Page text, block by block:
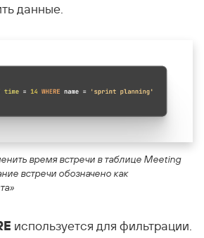
данные.
время встречи в таблице Meeting
встречи обозначено как
используется для фильтрации.